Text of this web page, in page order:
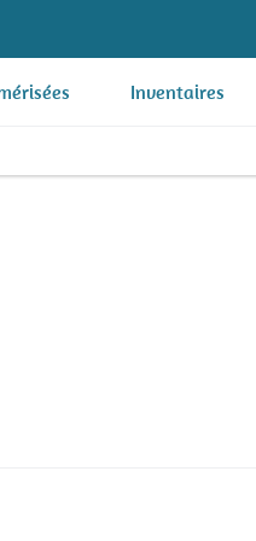
Inventaires